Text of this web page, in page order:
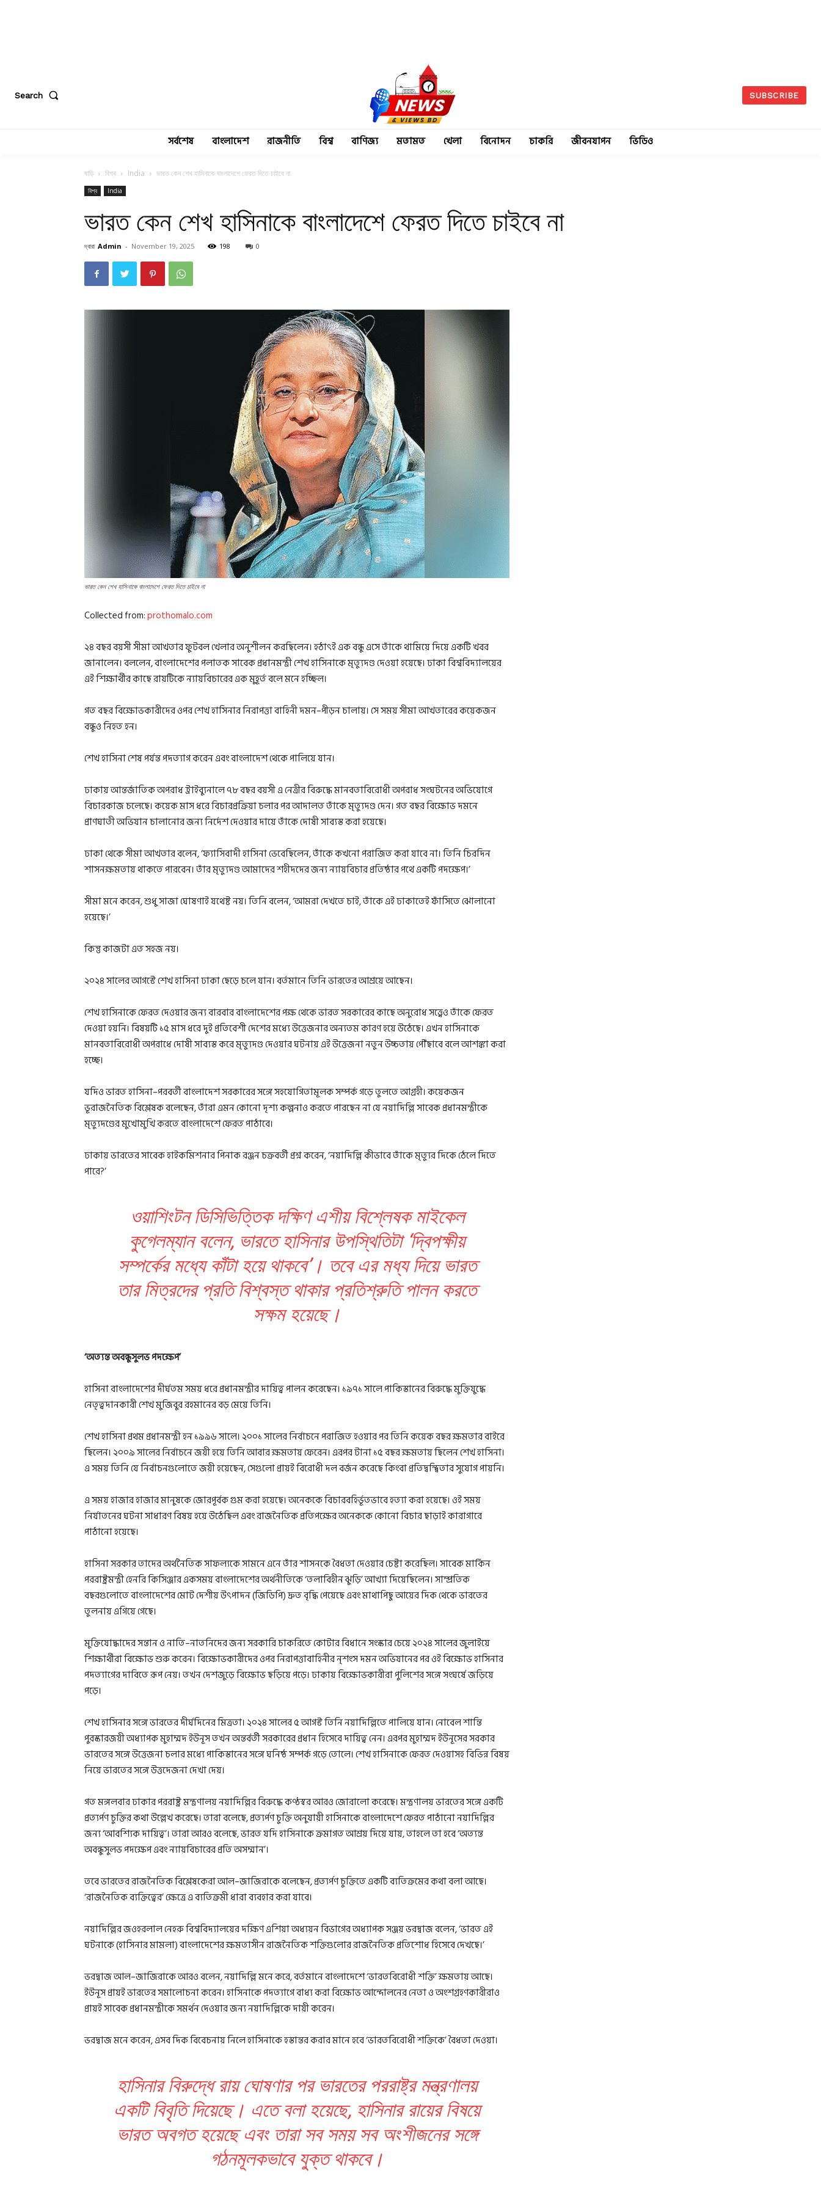
Search SUBSCRIBE
সর্বশেষ বাংলাদেশ রাজনীতি বিশ্ব বাণিজ্য মতামত খেলা বিনোদন চাকরি জীবনযাপন ভিডিও
বাড়ি বিশ্ব India ভারত কেন শেখ হাসিনাকে বাংলাদেশে ফেরত দিতে চাইবে না
বিশ্ব India
ভারত কেন শেখ হাসিনাকে বাংলাদেশে ফেরত দিতে চাইবে না
দ্বারা Admin - November 19, 2025 198 0
ভারত কেন শেখ হাসিনাকে বাংলাদেশে ফেরত দিতে চাইবে না
Collected from:prothomalo.com
২৪ বছর বয়সী সীমা আখতার ফুটবল খেলার অনুশীলন করছিলেন। হঠাৎই এক বন্ধু এসে তাঁকে থামিয়ে দিয়ে একটি খবর
জানালেন। বললেন, বাংলাদেশের পলাতক সাবেক প্রধানমন্ত্রী শেখ হাসিনাকে মৃত্যুদণ্ড দেওয়া হয়েছে। ঢাকা বিশ্ববিদ্যালয়ের
এই শিক্ষার্থীর কাছে রায়টিকে ন্যায়বিচারের এক মুহূর্ত বলে মনে হচ্ছিল।
গত বছর বিক্ষোভকারীদের ওপর শেখ হাসিনার নিরাপত্তা বাহিনী দমন–পীড়ন চালায়। সে সময় সীমা আখতারের কয়েকজন
বন্ধুও নিহত হন।
শেখ হাসিনা শেষ পর্যন্ত পদত্যাগ করেন এবং বাংলাদেশ থেকে পালিয়ে যান।
ঢাকায় আন্তর্জাতিক অপরাধ ট্রাইব্যুনালে ৭৮ বছর বয়সী এ নেত্রীর বিরুদ্ধে মানবতাবিরোধী অপরাধ সংঘটনের অভিযোগে
বিচারকাজ চলেছে। কয়েক মাস ধরে বিচারপ্রক্রিয়া চলার পর আদালত তাঁকে মৃত্যুদণ্ড দেন। গত বছর বিক্ষোভ দমনে
প্রাণঘাতী অভিযান চালানোর জন্য নির্দেশ দেওয়ার দায়ে তাঁকে দোষী সাব্যস্ত করা হয়েছে।
ঢাকা থেকে সীমা আখতার বলেন, ‘ফ্যাসিবাদী হাসিনা ভেবেছিলেন, তাঁকে কখনো পরাজিত করা যাবে না। তিনি চিরদিন
শাসনক্ষমতায় থাকতে পারবেন। তাঁর মৃত্যুদণ্ড আমাদের শহীদদের জন্য ন্যায়বিচার প্রতিষ্ঠার পথে একটি পদক্ষেপ।’
সীমা মনে করেন, শুধু সাজা ঘোষণাই যথেষ্ট নয়। তিনি বলেন, ‘আমরা দেখতে চাই, তাঁকে এই ঢাকাতেই ফাঁসিতে ঝোলানো
হয়েছে।’
কিন্তু কাজটা এত সহজ নয়।
২০২৪ সালের আগস্টে শেখ হাসিনা ঢাকা ছেড়ে চলে যান। বর্তমানে তিনি ভারতের আশ্রয়ে আছেন।
শেখ হাসিনাকে ফেরত দেওয়ার জন্য বারবার বাংলাদেশের পক্ষ থেকে ভারত সরকারের কাছে অনুরোধ সত্ত্বেও তাঁকে ফেরত
দেওয়া হয়নি। বিষয়টি ১৫ মাস ধরে দুই প্রতিবেশী দেশের মধ্যে উত্তেজনার অন্যতম কারণ হয়ে উঠেছে। এখন হাসিনাকে
মানবতাবিরোধী অপরাধে দোষী সাব্যস্ত করে মৃত্যুদণ্ড দেওয়ার ঘটনায় এই উত্তেজনা নতুন উচ্চতায় পৌঁছাবে বলে আশঙ্কা করা
হচ্ছে।
যদিও ভারত হাসিনা–পরবর্তী বাংলাদেশ সরকারের সঙ্গে সহযোগিতামূলক সম্পর্ক গড়ে তুলতে আগ্রহী। কয়েকজন
ভূরাজনৈতিক বিশ্লেষক বলেছেন, তাঁরা এমন কোনো দৃশ্য কল্পনাও করতে পারছেন না যে নয়াদিল্লি সাবেক প্রধানমন্ত্রীকে
মৃত্যুদণ্ডের মুখোমুখি করতে বাংলাদেশে ফেরত পাঠাবে।
ঢাকায় ভারতের সাবেক হাইকমিশনার পিনাক রঞ্জন চক্রবর্তী প্রশ্ন করেন, ‘নয়াদিল্লি কীভাবে তাঁকে মৃত্যুর দিকে ঠেলে দিতে
পারে?’
ওয়াশিংটন ডিসিভিত্তিক দক্ষিণ এশীয় বিশ্লেষক মাইকেল
কুগেলম্যান বলেন, ভারতে হাসিনার উপস্থিতিটা ‘দ্বিপক্ষীয়
সম্পর্কের মধ্যে কাঁটা হয়ে থাকবে’। তবে এর মধ্য দিয়ে ভারত
তার মিত্রদের প্রতি বিশ্বস্ত থাকার প্রতিশ্রুতি পালন করতে
সক্ষম হয়েছে।
‘অত্যন্ত অবন্ধুসুলভ পদক্ষেপ’
হাসিনা বাংলাদেশের দীর্ঘতম সময় ধরে প্রধানমন্ত্রীর দায়িত্ব পালন করেছেন। ১৯৭১ সালে পাকিস্তানের বিরুদ্ধে মুক্তিযুদ্ধে
নেতৃত্বদানকারী শেখ মুজিবুর রহমানের বড় মেয়ে তিনি।
শেখ হাসিনা প্রথম প্রধানমন্ত্রী হন ১৯৯৬ সালে। ২০০১ সালের নির্বাচনে পরাজিত হওয়ার পর তিনি কয়েক বছর ক্ষমতার বাইরে
ছিলেন। ২০০৯ সালের নির্বাচনে জয়ী হয়ে তিনি আবার ক্ষমতায় ফেরেন। এরপর টানা ১৫ বছর ক্ষমতায় ছিলেন শেখ হাসিনা।
এ সময় তিনি যে নির্বাচনগুলোতে জয়ী হয়েছেন, সেগুলো প্রায়ই বিরোধী দল বর্জন করেছে কিংবা প্রতিদ্বন্দ্বিতার সুযোগ পায়নি।
এ সময় হাজার হাজার মানুষকে জোরপূর্বক গুম করা হয়েছে। অনেককে বিচারবহির্ভূতভাবে হত্যা করা হয়েছে। ওই সময়
নির্যাতনের ঘটনা সাধারণ বিষয় হয়ে উঠেছিল এবং রাজনৈতিক প্রতিপক্ষের অনেককে কোনো বিচার ছাড়াই কারাগারে
পাঠানো হয়েছে।
হাসিনা সরকার তাদের অর্থনৈতিক সাফল্যকে সামনে এনে তাঁর শাসনকে বৈধতা দেওয়ার চেষ্টা করেছিল। সাবেক মার্কিন
পররাষ্ট্রমন্ত্রী হেনরি কিসিঞ্জার একসময় বাংলাদেশের অর্থনীতিকে ‘তলাবিহীন ঝুড়ি’ আখ্যা দিয়েছিলেন। সাম্প্রতিক
বছরগুলোতে বাংলাদেশের মোট দেশীয় উৎপাদন (জিডিপি) দ্রুত বৃদ্ধি পেয়েছে এবং মাথাপিছু আয়ের দিক থেকে ভারতের
তুলনায় এগিয়ে গেছে।
মুক্তিযোদ্ধাদের সন্তান ও নাতি–নাতনিদের জন্য সরকারি চাকরিতে কোটার বিধানে সংস্কার চেয়ে ২০২৪ সালের জুলাইয়ে
শিক্ষার্থীরা বিক্ষোভ শুরু করেন। বিক্ষোভকারীদের ওপর নিরাপত্তাবাহিনীর নৃশংস দমন অভিযানের পর ওই বিক্ষোভ হাসিনার
পদত্যাগের দাবিতে রূপ নেয়। তখন দেশজুড়ে বিক্ষোভ ছড়িয়ে পড়ে। ঢাকায় বিক্ষোভকারীরা পুলিশের সঙ্গে সংঘর্ষে জড়িয়ে
পড়ে।
শেখ হাসিনার সঙ্গে ভারতের দীর্ঘদিনের মিত্রতা। ২০২৪ সালের ৫ আগস্ট তিনি নয়াদিল্লিতে পালিয়ে যান। নোবেল শান্তি
পুরস্কারজয়ী অধ্যাপক মুহাম্মদ ইউনূস তখন অন্তর্বর্তী সরকারের প্রধান হিসেবে দায়িত্ব নেন। এরপর মুহাম্মদ ইউনূসের সরকার
ভারতের সঙ্গে উত্তেজনা চলার মধ্যে পাকিস্তানের সঙ্গে ঘনিষ্ঠ সম্পর্ক গড়ে তোলে। শেখ হাসিনাকে ফেরত দেওয়াসহ বিভিন্ন বিষয়
নিয়ে ভারতের সঙ্গে উত্তদেজনা দেখা দেয়।
গত মঙ্গলবার ঢাকার পররাষ্ট্র মন্ত্রণালয় নয়াদিল্লির বিরুদ্ধে কণ্ঠস্বর আরও জোরালো করেছে। মন্ত্রণালয় ভারতের সঙ্গে একটি
প্রত্যর্পণ চুক্তির কথা উল্লেখ করেছে। তারা বলেছে, প্রত্যর্পণ চুক্তি অনুযায়ী হাসিনাকে বাংলাদেশে ফেরত পাঠানো নয়াদিল্লির
জন্য ‘আবশ্যিক দায়িত্ব’। তারা আরও বলেছে, ভারত যদি হাসিনাকে ক্রমাগত আশ্রয় দিয়ে যায়, তাহলে তা হবে ‘অত্যন্ত
অবন্ধুসুলভ পদক্ষেপ এবং ন্যায়বিচারের প্রতি অসম্মান’।
তবে ভারতের রাজনৈতিক বিশ্লেষকেরা আল–জাজিরাকে বলেছেন, প্রত্যর্পণ চুক্তিতে একটি ব্যতিক্রমের কথা বলা আছে।
‘রাজনৈতিক ব্যক্তিত্বের’ ক্ষেত্রে এ ব্যতিক্রমী ধারা ব্যবহার করা যাবে।
নয়াদিল্লির জওহরলাল নেহরু বিশ্ববিদ্যালয়ের দক্ষিণ এশিয়া অধ্যয়ন বিভাগের অধ্যাপক সঞ্জয় ভরদ্বাজ বলেন, ‘ভারত এই
ঘটনাকে (হাসিনার মামলা) বাংলাদেশের ক্ষমতাসীন রাজনৈতিক শক্তিগুলোর রাজনৈতিক প্রতিশোধ হিসেবে দেখছে।’
ভরদ্বাজ আল–জাজিরাকে আরও বলেন, নয়াদিল্লি মনে করে, বর্তমানে বাংলাদেশে ‘ভারতবিরোধী শক্তি’ ক্ষমতায় আছে।
ইউনূস প্রায়ই ভারতের সমালোচনা করেন। হাসিনাকে পদত্যাগে বাধ্য করা বিক্ষোভ আন্দোলনের নেতা ও অংশগ্রহণকারীরাও
প্রায়ই সাবেক প্রধানমন্ত্রীকে সমর্থন দেওয়ার জন্য নয়াদিল্লিকে দায়ী করেন।
ভরদ্বাজ মনে করেন, এসব দিক বিবেচনায় নিলে হাসিনাকে হস্তান্তর করার মানে হবে ‘ভারতবিরোধী শক্তিকে’ বৈধতা দেওয়া।
হাসিনার বিরুদ্ধে রায় ঘোষণার পর ভারতের পররাষ্ট্র মন্ত্রণালয়
একটি বিবৃতি দিয়েছে। এতে বলা হয়েছে, হাসিনার রায়ের বিষয়ে
ভারত অবগত হয়েছে এবং তারা সব সময় সব অংশীজনের সঙ্গে
গঠনমূলকভাবে যুক্ত থাকবে।